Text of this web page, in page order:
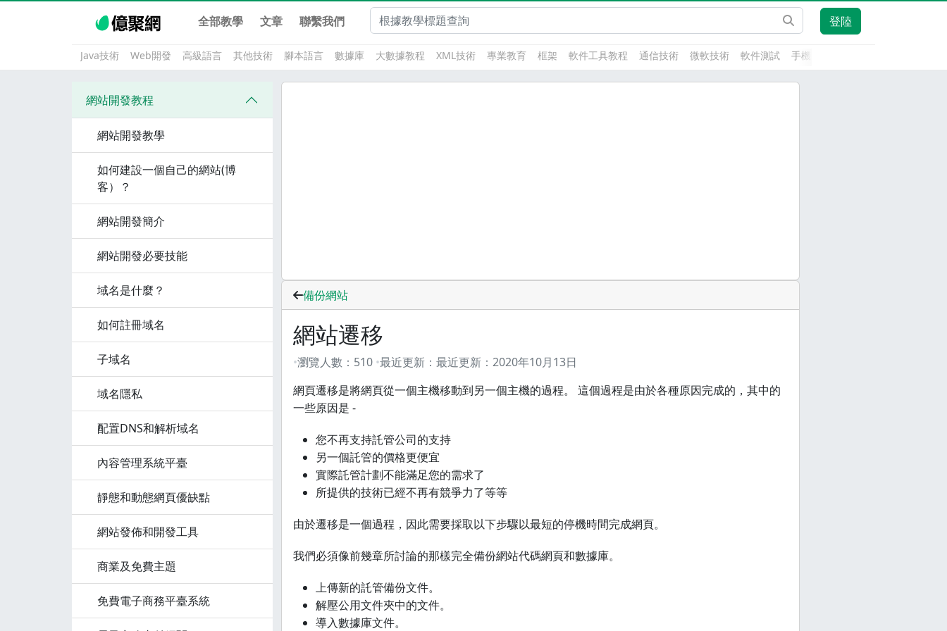
全部教學 文章 聯繫我們 登陸
Java技術 Web開發 高級語言 其他技術 腳本語言 數據庫 大數據教程 XML技術 專業教育 框架 軟件工具教程 通信技術 微軟技術 軟件測試 手機開發
網站開發教程
網站開發教學
如何建設一個自己的網站(博
客）？
網站開發簡介
網站開發必要技能
域名是什麼？
如何註冊域名
子域名
域名隱私
配置DNS和解析域名
內容管理系統平臺
靜態和動態網頁優缺點
網站發佈和開發工具
商業及免費主題
免費電子商務平臺系統
備份網站
網站遷移
瀏覽人數： 510 最近更新： 最近更新： 2020年10月13日
網頁遷移是將網頁從一個主機移動到另一個主機的過程。 這個過程是由於各種原因完成的，其中的
一些原因是 -
您不再支持託管公司的支持
另一個託管的價格更便宜
實際託管計劃不能滿足您的需求了
所提供的技術已經不再有競爭力了等等
由於遷移是一個過程，因此需要採取以下步驟以最短的停機時間完成網頁。
我們必須像前幾章所討論的那樣完全備份網站代碼網頁和數據庫。
上傳新的託管備份文件。
解壓公用文件夾中的文件。
導入數據庫文件。